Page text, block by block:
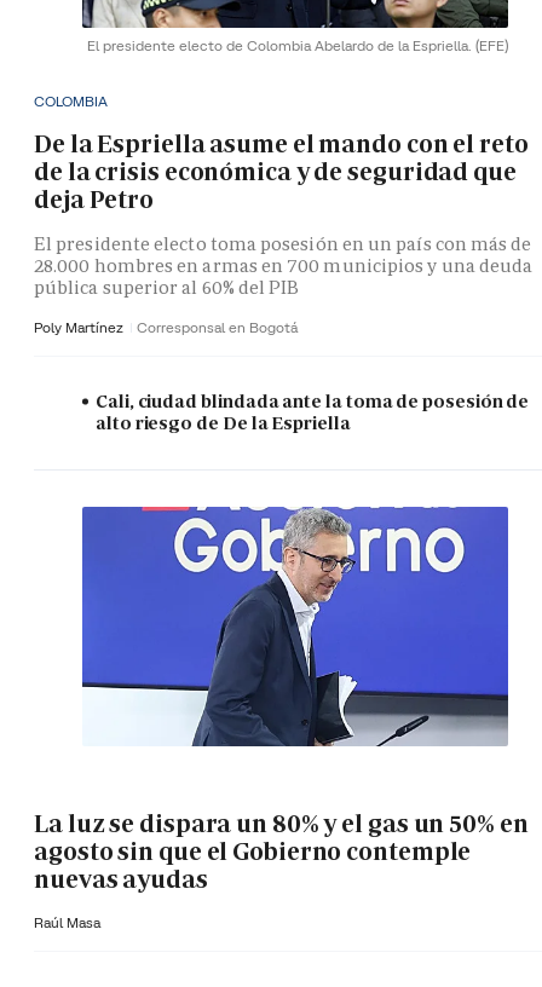
El presidente electo de Colombia Abelardo de la Espriella. (EFE)
COLOMBIA
De la Espriella asume el mando con el reto
de la crisis económica y de seguridad que
deja Petro
El presidente electo toma posesión en un país con más de
28.000 hombres en armas en 700 municipios y una deuda
pública superior al 60% del PIB
Poly Martínez Corresponsal en Bogotá
Cali, ciudad blindada ante la toma de posesión de
alto riesgo de De la Espriella
La luz se dispara un 80% y el gas un 50% en
agosto sin que el Gobierno contemple
nuevas ayudas
Raúl Masa